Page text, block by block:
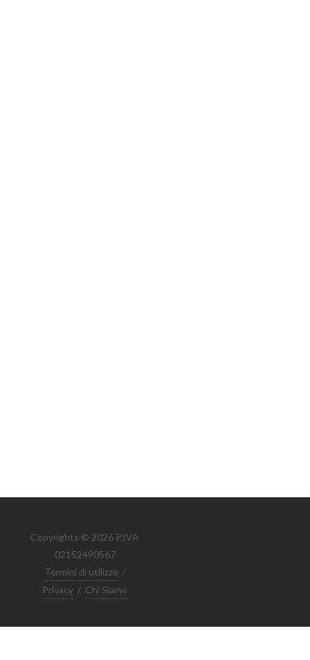
Copyrights © 2026 P.IVA
02152490567
Termini di utilizzo /
Privacy / Chi Siamo